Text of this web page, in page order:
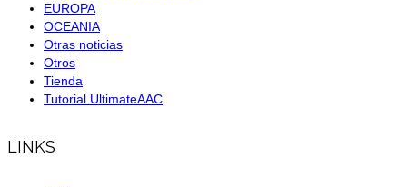
EUROPA
OCEANIA
Otras noticias
Otros
Tienda
Tutorial UltimateAAC
LINKS